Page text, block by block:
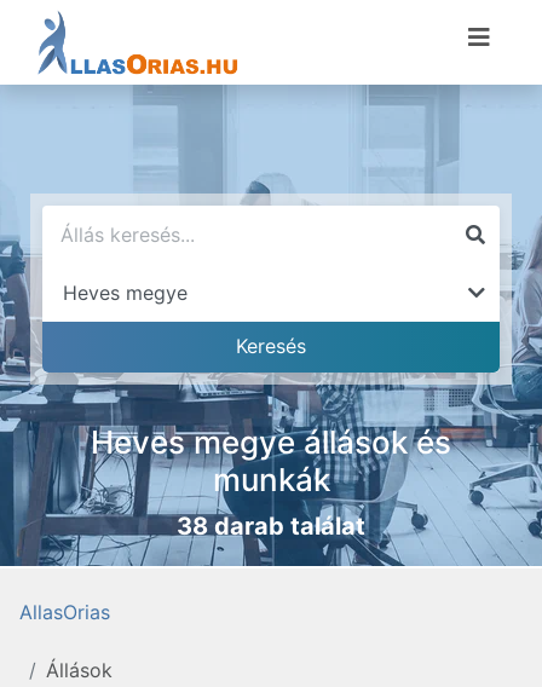
Heves megye állások és
munkák
38 darab találat
AllasOrias
Állások